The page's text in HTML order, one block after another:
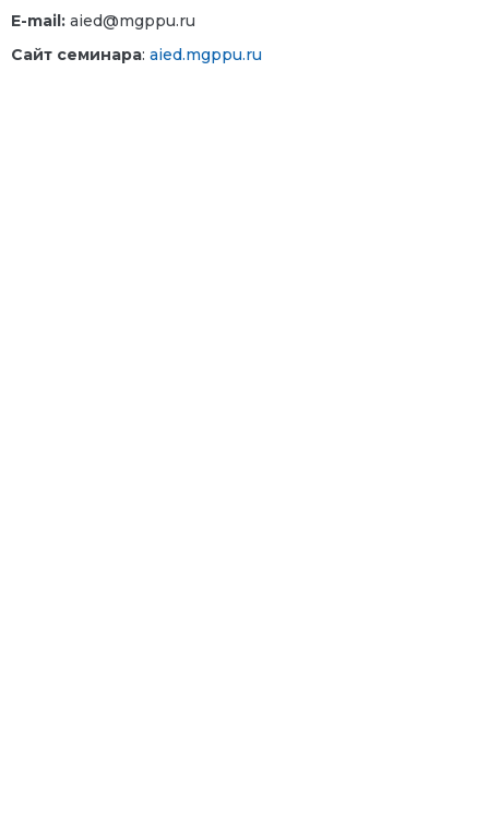
E-mail: aied@mgppu.ru
Сайт семинара: aied.mgppu.ru